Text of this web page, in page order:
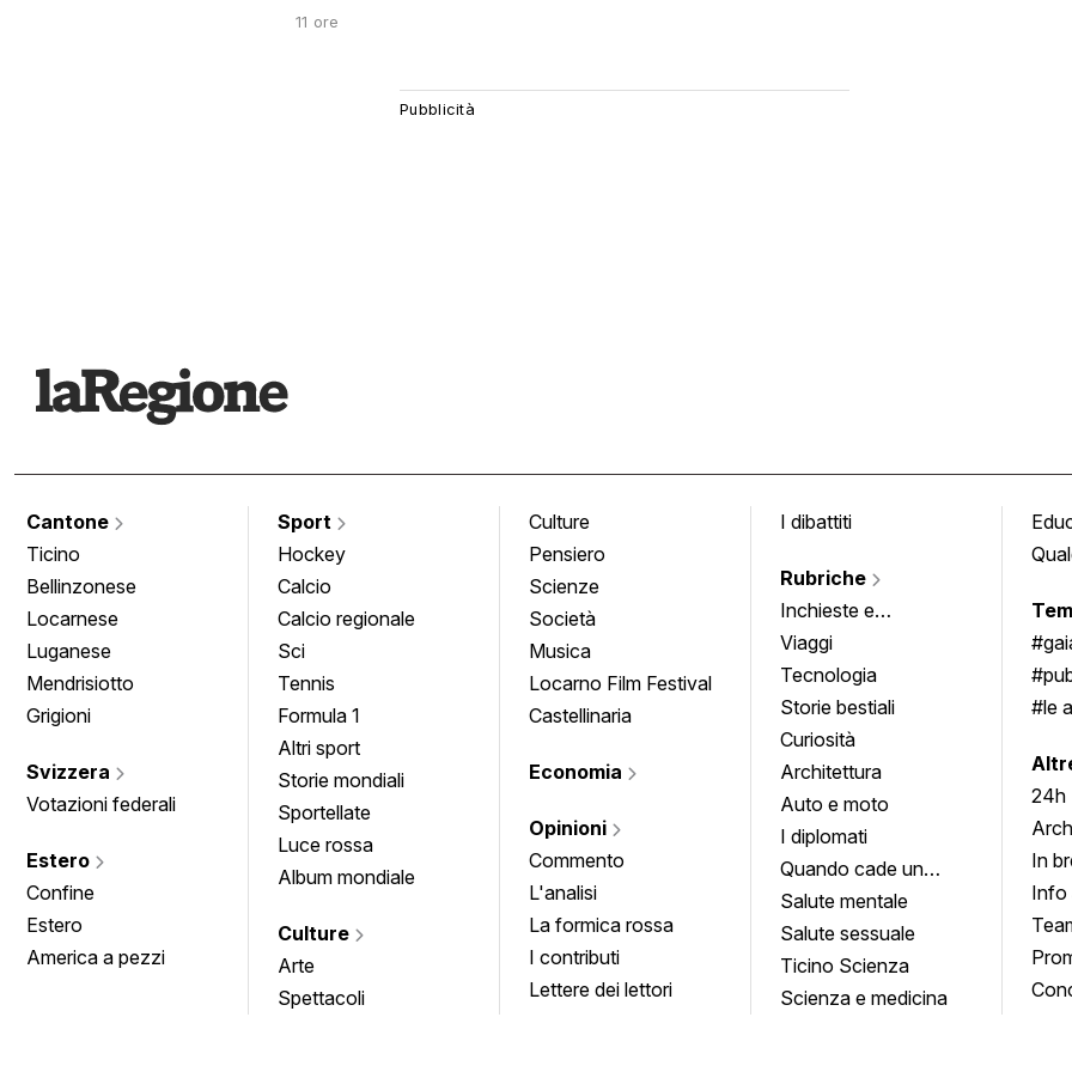
11 ore
Cantone
Ticino
Bellinzonese
Locarnese
Luganese
Mendrisiotto
Grigioni
Svizzera
Votazioni federali
Estero
Confine
Estero
America a pezzi
Sport
Hockey
Calcio
Calcio regionale
Sci
Tennis
Formula 1
Altri sport
Storie mondiali
Sportellate
Luce rossa
Album mondiale
Culture
Arte
Spettacoli
Culture
Pensiero
Scienze
Società
Musica
Locarno Film Festival
Castellinaria
Economia
Opinioni
Commento
L'analisi
La formica rossa
I contributi
Lettere dei lettori
I dibattiti
Rubriche
Inchieste e
approfondimenti
Viaggi
Tecnologia
Storie bestiali
Curiosità
Architettura
Auto e moto
I diplomati
Quando cade un
quadro
Salute mentale
Salute sessuale
Ticino Scienza
Scienza e medicina
#le
24h
In
Info